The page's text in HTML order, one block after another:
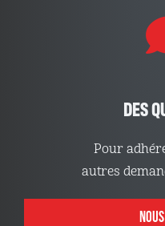
DES
Pour
autres